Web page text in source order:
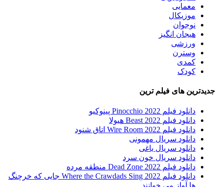
معمایی
موزیکال
نوجوان
هیجان انگیز
ورزشی
وسترن
کمدی
کودک
جدیدترین های فیلم ترین
دانلود فیلم Pinocchio 2022 پینوکیو
دانلود فیلم Beast 2022 هیولا
دانلود فیلم Wire Room 2022 اتاق شنود
دانلود سریال مهمونی
دانلود سریال یاغی
دانلود سریال خون سرد
دانلود فیلم 2022 Dead Zone منطقه مرده
دانلود فیلم Where the Crawdads Sing 2022 جایی که خرچنگ
ها آواز می خوانند